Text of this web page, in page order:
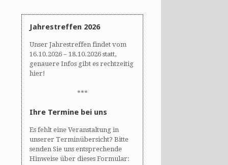
Jahrestreffen 2026
Unser Jahrestreffen findet vom
16.10.2026 – 18.10.2026 statt,
genauere Infos gibt es rechtzeitig
hier!
***
Ihre Termine bei uns
Es fehlt eine Veranstaltung in
unserer Terminübersicht? Bitte
senden Sie uns entsprechende
Hinweise über dieses Formular: